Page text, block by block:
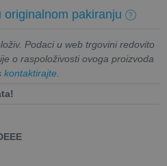
originalnom pakiranju
Podaci u web trgovini redovito
o raspoloživosti ovoga proizvoda
kontaktirajte